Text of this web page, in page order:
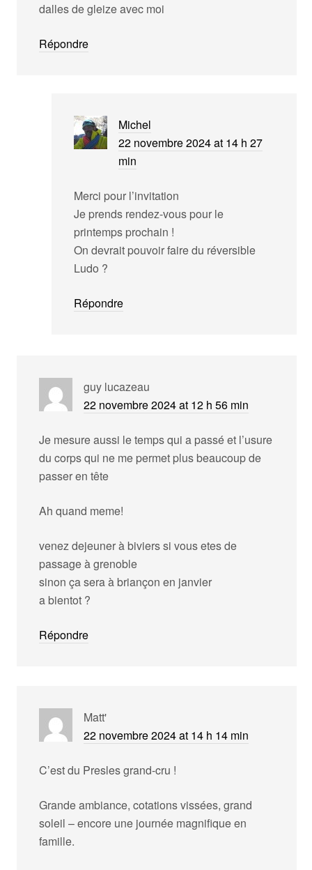
dalles de gleize avec moi
Répondre
Michel
22 novembre 2024 at 14 h 27
min
Merci pour l’invitation
Je prends rendez-vous pour le
printemps prochain !
On devrait pouvoir faire du réversible
Ludo ?
Répondre
guy lucazeau
22 novembre 2024 at 12 h 56 min
Je mesure aussi le temps qui a passé et l’usure
du corps qui ne me permet plus beaucoup de
passer en tête
Ah quand meme!
venez dejeuner à biviers si vous etes de
passage à grenoble
sinon ça sera à briançon en janvier
a bientot ?
Répondre
Matt'
22 novembre 2024 at 14 h 14 min
C’est du Presles grand-cru !
Grande ambiance, cotations vissées, grand
soleil – encore une journée magnifique en
famille.